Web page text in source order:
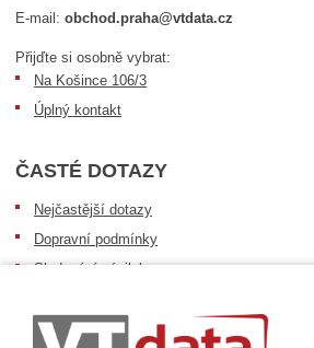
E-mail:obchod.praha@vtdata.cz
Přijďte si osobně vybrat:
Na Košince 106/3
Úplný kontakt
ČASTÉ DOTAZY
Nejčastější dotazy
Dopravní podmínky
Sledování zásilek
Informace k dostupnosti zboží